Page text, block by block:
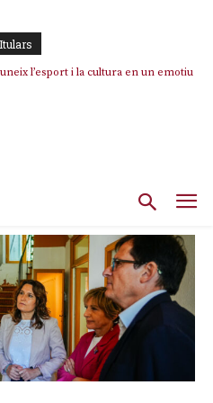
l’esport i la cultura en un emotiu
renuncia a Girona pels àudios però